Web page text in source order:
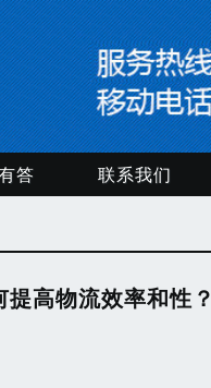
答 联系我们
高物流效率和性？